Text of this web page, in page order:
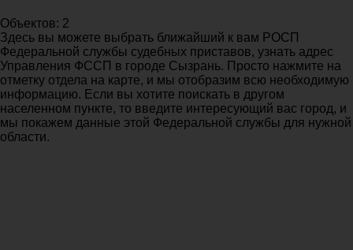
Объектов: 2
Здесь вы можете выбрать ближайший к вам РОСП
Федеральной службы судебных приставов, узнать адрес
Управления ФССП в городе Сызрань. Просто нажмите на
отметку отдела на карте, и мы отобразим всю необходимую
информацию. Если вы хотите поискать в другом
населенном пункте, то введите интересующий вас город, и
мы покажем данные этой Федеральной службы для нужной
области.